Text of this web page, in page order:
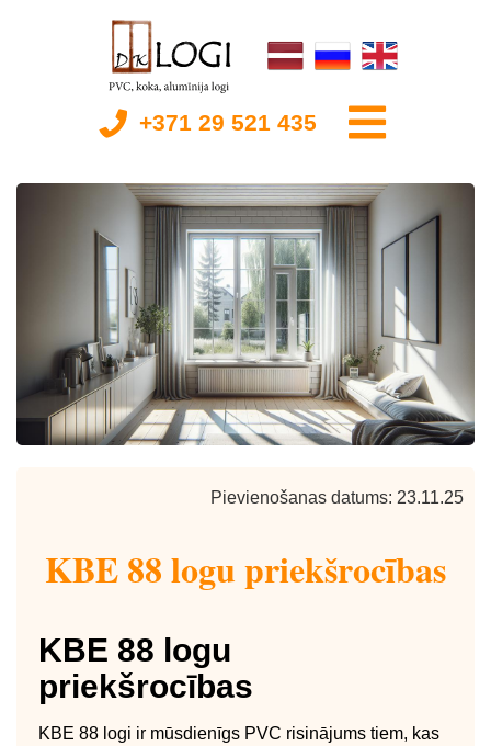
+371 29 521 435
Pievienošanas datums: 23.11.25
KBE 88 logu priekšrocības
KBE 88 logu
priekšrocības
KBE 88 logi ir mūsdienīgs PVC risinājums tiem, kas